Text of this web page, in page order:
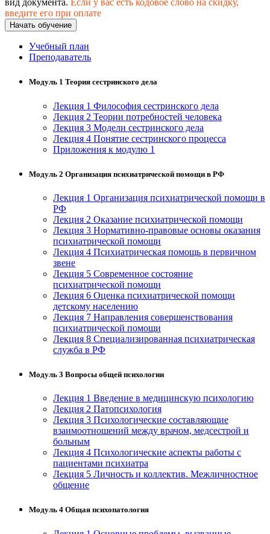
хозяйственной деятельностью
Техника-технологии
Прикладная геология, горное дело,
Техника и технологии наземного
транспорта
Техника и технологии строительства
Ядерная энергетика и технологии
Культура и спорт
Физкультура и спорт
Сервис и туризм
Изобразительное и прикладные виды
искусств
Средства массовой информации и
информативно-библиотечное дело
Управление в технических системах
Ветеринария и зоотехника
Подготовка к периодической
аккредитации
Основные Услуги
Дополнительные Услуги
вид документа. Если у вас есть кодовое слово на скидку,
введите его при оплате
Начать обучение
Учебный план
Преподаватель
Модуль 1 Теория сестринского дела
Лекция 1 Философия сестринского дела
Лекция 2 Теории потребностей человека
Лекция 3 Модели сестринского дела
Лекция 4 Понятие сестринского процесса
Приложения к модулю 1
Модуль 2 Организация психиатрической помощи в РФ
Лекция 1 Организация психиатрической помощи в
РФ
Лекция 2 Оказание психиатрической помощи
Лекция 3 Нормативно-правовые основы оказания
психиатрической помощи
Лекция 4 Психиатрическая помощь в первичном
звене
Лекция 5 Современное состояние
психиатрической помощи
Лекция 6 Оценка психиатрической помощи
детскому населению
Лекция 7 Направления совершенствования
психиатрической помощи
Лекция 8 Специализированная психиатрическая
служба в РФ
Модуль 3 Вопросы общей психологии
Лекция 1 Введение в медицинскую психологию
Лекция 2 Патопсихология
Лекция 3 Психологические составляющие
взаимоотношений между врачом, медсестрой и
больным
Лекция 4 Психологические аспекты работы с
пациентами психиатра
Лекция 5 Личность и коллектив. Межличностное
общение
Модуль 4 Общая психопатология